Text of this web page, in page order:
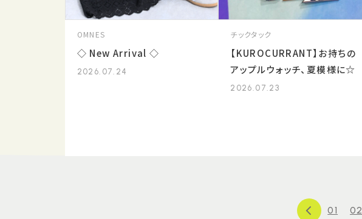
OMNES
◇ New Arrival ◇
2026.07.24
チックタック
【KUROCURRANT】お持ちの
アップルウォッチ、夏模様に☆
2026.07.23
01 02